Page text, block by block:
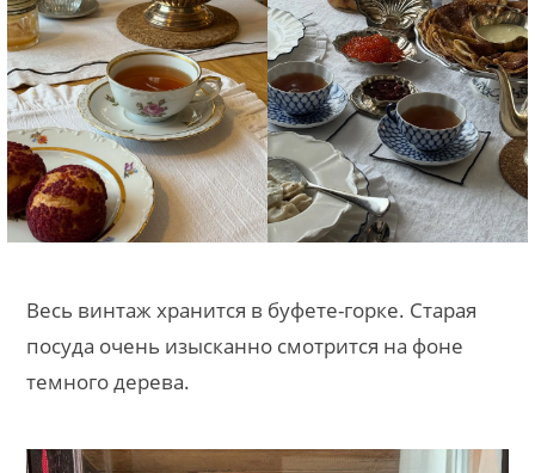
Весь винтаж хранится в буфете-горке. Старая
посуда очень изысканно смотрится на фоне
темного дерева.